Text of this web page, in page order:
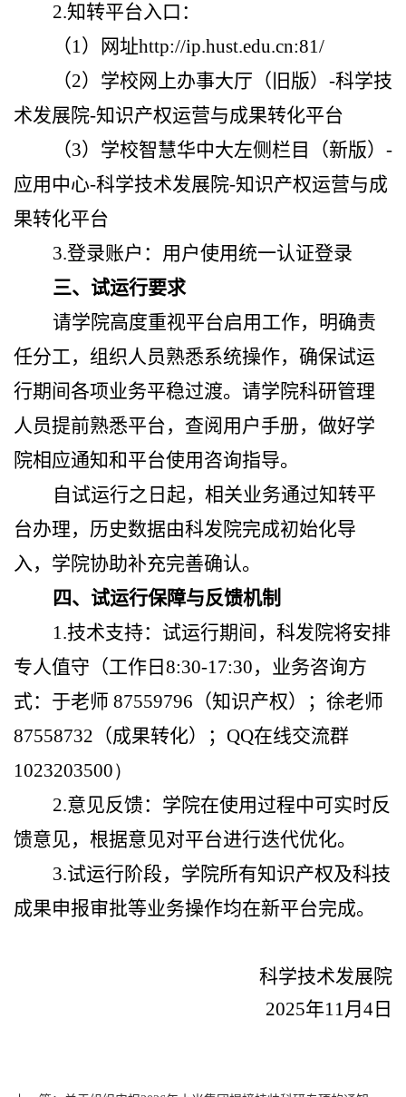
2.知转平台入口：
（1）网址http://ip.hust.edu.cn:81/
（2）学校网上办事大厅（旧版） -科学技
术发展院-知识产权运营与成果转化平台
（3）学校智慧华中大左侧栏目（新版） -
应用中心-科学技术发展院-知识产权运营与成
果转化平台
3.登录账户：用户使用统一认证登录
三、试运行要求
请学院高度重视平台启用工作，明确责
任分工，组织人员熟悉系统操作，确保试运
行期间各项业务平稳过渡。请学院科研管理
人员提前熟悉平台，查阅用户手册，做好学
院相应通知和平台使用咨询指导。
自试运行之日起，相关业务通过知转平
台办理，历史数据由科发院完成初始化导
入，学院协助补充完善确认。
四、试运行保障与反馈机制
1.技术支持：试运行期间，科发院将安排
专人值守（工作日 8:30-17:30， 业务咨询方
式：于老师 87559796 （知识产权）；徐老师
87558732 （成果转化）； QQ在线交流群
1023203500）
2.意见反馈：学院在使用过程中可实时反
馈意见，根据意见对平台进行迭代优化。
3.试运行阶段，学院所有知识产权及科技
成果申报审批等业务操作均在新平台完成。
科学技术发展院
2025年11月 4 日